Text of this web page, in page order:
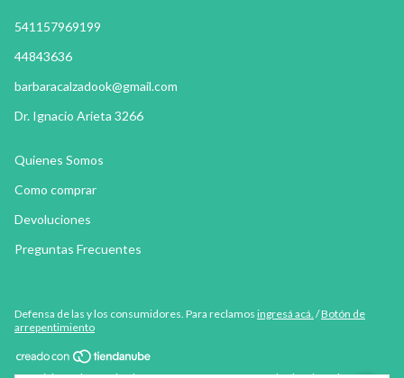
541157969199
44843636
barbaracalzadook@gmail.com
Dr. Ignacio Arieta 3266
Quienes Somos
Como comprar
Devoluciones
Preguntas Frecuentes
Defensa de las y los consumidores. Para reclamos ingresá acá. /Botón de
arrepentimiento